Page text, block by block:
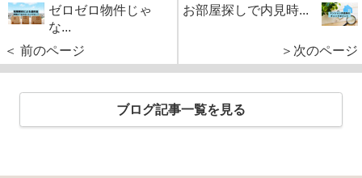
ゼロゼロ物件じゃ
な...
＜ 前のページ
お部屋探しで内見時...
＞次のページ
ブログ記事一覧を見る